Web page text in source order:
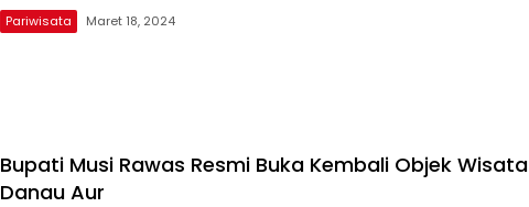
Pariwisata Maret 18, 2024
Bupati Musi Rawas Resmi Buka Kembali Objek Wisata
Danau Aur